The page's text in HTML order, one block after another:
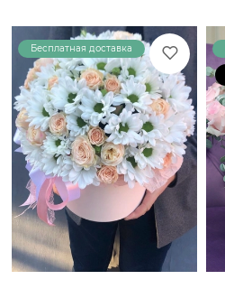
Бесплатная доставка